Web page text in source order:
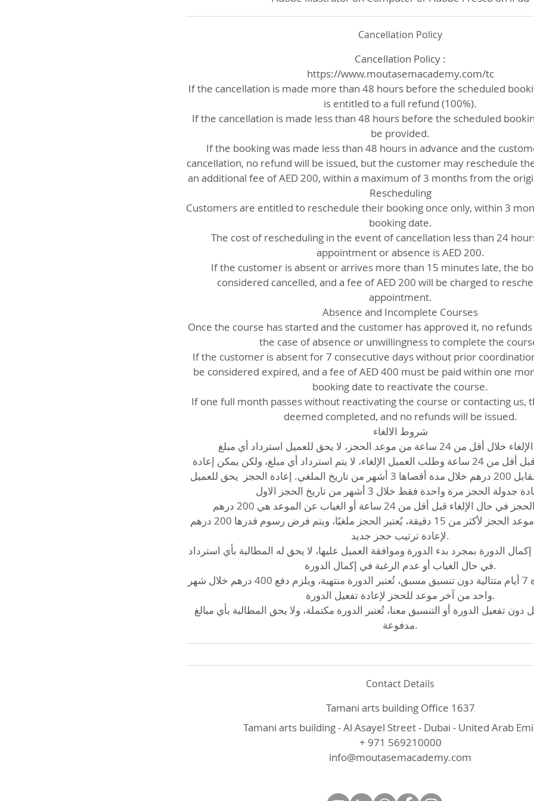
Cancellation Policy
Cancellation Policy :
https://www.moutasemacademy.com/tc
If the cancellation is made more than 48 hours before the scheduled
is entitled to a full refund (100%).
If the cancellation is made less than 48 hours before the scheduled
be provided.
If the booking was made less than 48 hours in advance and the
cancellation, no refund will be issued, but the customer may reschedule
an additional fee of AED 200, within a maximum of 3 months from the
Rescheduling
Customers are entitled to reschedule their booking once only, within 3
booking date.
The cost of rescheduling in the event of cancellation less than 24
appointment or absence is AED 200.
If the customer is absent or arrives more than 15 minutes late, the
considered cancelled, and a fee of AED 200 will be charged to
appointment.
Absence and Incomplete Courses
Once the course has started and the customer has approved it, no
the case of absence or unwillingness to complete the
If the customer is absent for 7 consecutive days without prior
be considered expired, and a fee of AED 400 must be paid within one
booking date to reactivate the course.
If one full month passes without reactivating the course or contacting us,
deemed completed, and no refunds will be issued.
شروط الالغاء
في حال تم الإلغاء خلال أقل من 24 ساعة من موعد الحجز، لا يحق للعميل استرداد أي مبلغ.
في حال تم الحجز قبل أقل من 24 ساعة وطلب العميل الإلغاء، لا يتم استرداد أي مبلغ، ولكن يمكن إعادة
تحديد موعد جديد مقابل 200 درهم خلال مدة أقصاها 3 أشهر من تاريخ الملغي. إعادة الحجز يحق للعميل
إعادة جدولة الحجز مرة واحدة فقط خلال 3 أشهر من تاريخ الحجز الاول.
تكلفة إعادة الحجز في حال الإلغاء قبل أقل من 24 ساعة أو الغياب عن الموعد هي 200 درهم.
في حال التأخر عن موعد الحجز لأكثر من 15 دقيقة، يُعتبر الحجز ملغيًا، ويتم فرض رسوم قدرها 200 درهم
لإعادة ترتيب حجز جديد.
الدورة بمجرد بدء الدورة وموافقة العميل عليها، لا يحق له المطالبة بأي استرداد
في حال الغياب أو عدم الرغبة في إكمال الدورة.
في حال الغياب لمدة 7 أيام متتالية دون تنسيق مسبق، تُعتبر الدورة منتهية، ويلزم دفع 400 درهم خلال شهر
واحد من آخر موعد للحجز لإعادة تفعيل الدورة.
تفعيل الدورة أو التنسيق معنا، تُعتبر الدورة مكتملة، ولا يحق المطالبة بأي مبالغ
مدفوعة.
Contact Details
Tamani arts building Office 1637
Tamani arts building - Al Asayel Street - Dubai - United Arab
+ 971 569210000
info@moutasemacademy.com